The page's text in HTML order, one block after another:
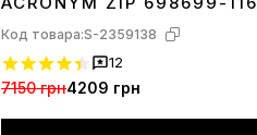
Код товара:S-2359138
12
7150 грн4209 грн